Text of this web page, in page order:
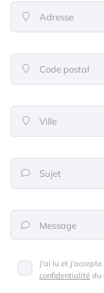
 Adresse
 Code postal
 Ville
 Sujet
 Message
J'ai lu et j'accepte
confidentialité du